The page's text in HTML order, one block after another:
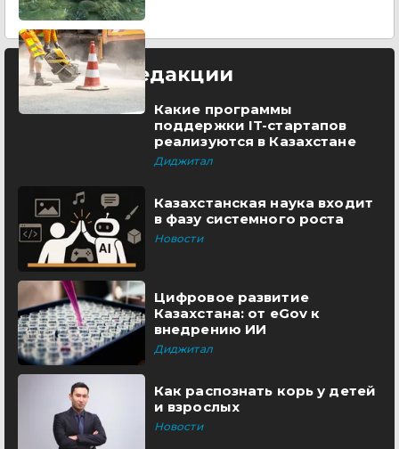
Выбор редакции
Какие программы
поддержки IT-стартапов
реализуются в Казахстане
Диджитал
Казахстанская наука входит
в фазу системного роста
Новости
Цифровое развитие
Казахстана: от eGov к
внедрению ИИ
Диджитал
Как распознать корь у детей
и взрослых
Новости